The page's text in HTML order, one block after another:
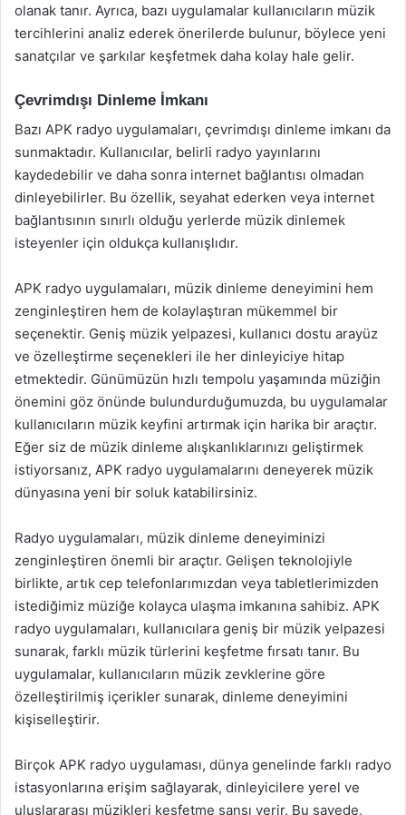
olanak tanır. Ayrıca, bazı uygulamalar kullanıcıların müzik
tercihlerini analiz ederek önerilerde bulunur, böylece yeni
sanatçılar ve şarkılar keşfetmek daha kolay hale gelir.
Çevrimdışı Dinleme İmkanı
Bazı APK radyo uygulamaları, çevrimdışı dinleme imkanı da
sunmaktadır. Kullanıcılar, belirli radyo yayınlarını
kaydedebilir ve daha sonra internet bağlantısı olmadan
dinleyebilirler. Bu özellik, seyahat ederken veya internet
bağlantısının sınırlı olduğu yerlerde müzik dinlemek
isteyenler için oldukça kullanışlıdır.
APK radyo uygulamaları, müzik dinleme deneyimini hem
zenginleştiren hem de kolaylaştıran mükemmel bir
seçenektir. Geniş müzik yelpazesi, kullanıcı dostu arayüz
ve özelleştirme seçenekleri ile her dinleyiciye hitap
etmektedir. Günümüzün hızlı tempolu yaşamında müziğin
önemini göz önünde bulundurduğumuzda, bu uygulamalar
kullanıcıların müzik keyfini artırmak için harika bir araçtır.
Eğer siz de müzik dinleme alışkanlıklarınızı geliştirmek
istiyorsanız, APK radyo uygulamalarını deneyerek müzik
dünyasına yeni bir soluk katabilirsiniz.
Radyo uygulamaları, müzik dinleme deneyiminizi
zenginleştiren önemli bir araçtır. Gelişen teknolojiyle
birlikte, artık cep telefonlarımızdan veya tabletlerimizden
istediğimiz müziğe kolayca ulaşma imkanına sahibiz. APK
radyo uygulamaları, kullanıcılara geniş bir müzik yelpazesi
sunarak, farklı müzik türlerini keşfetme fırsatı tanır. Bu
uygulamalar, kullanıcıların müzik zevklerine göre
özelleştirilmiş içerikler sunarak, dinleme deneyimini
kişiselleştirir.
Birçok APK radyo uygulaması, dünya genelinde farklı radyo
istasyonlarına erişim sağlayarak, dinleyicilere yerel ve
uluslararası müzikleri keşfetme şansı verir. Bu sayede,